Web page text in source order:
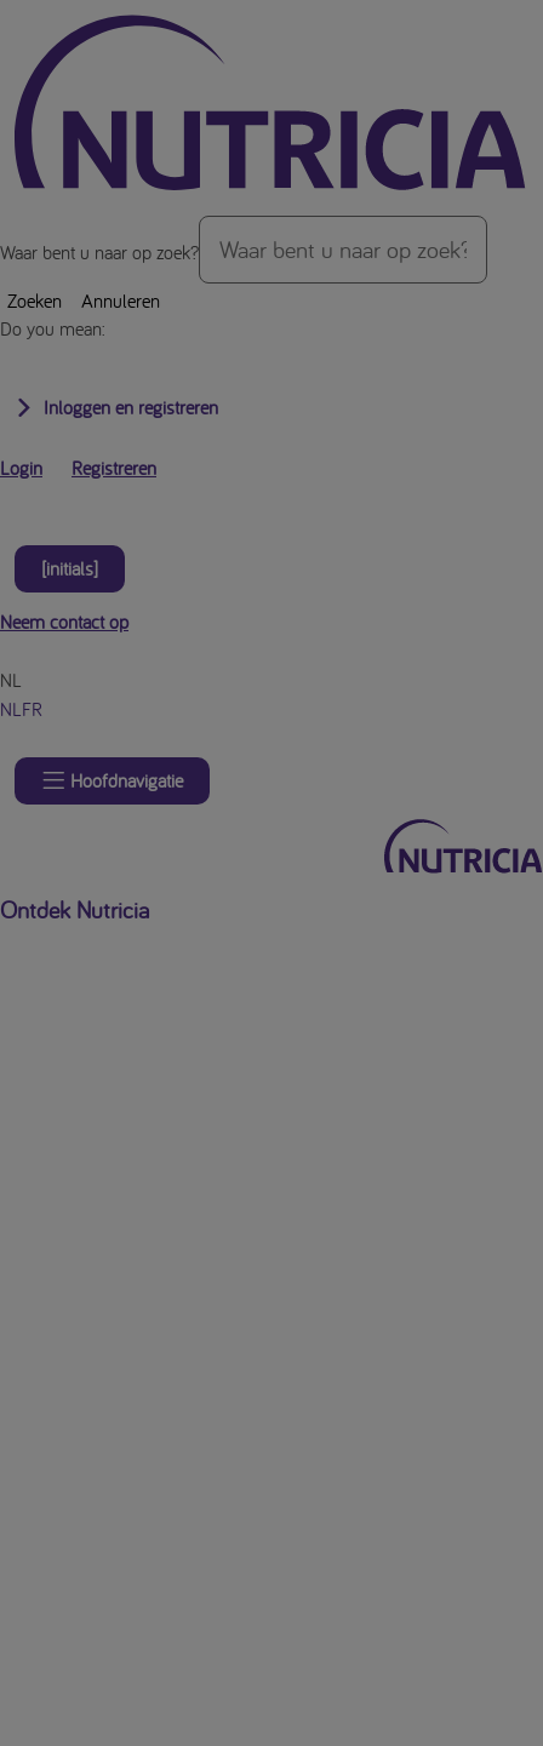
Over de inhoud van de pagina
Waar bent u naar op zoek?
Zoeken
Annuleren
Do you mean:
Inloggen en registreren
Login Registreren
[initials]
Neem contact op
NL
NLFR
Hoofdnavigatie
Ontdek Nutricia